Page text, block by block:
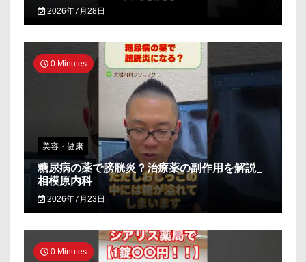
2026年7月28日
0 Minutes
美容・健康
糖尿病の薬で膀胱炎？治療薬の副作用を解説_
相模原内科
2026年7月23日
0 Minutes